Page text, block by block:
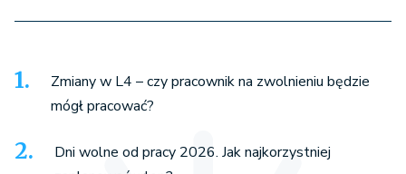
Zmiany w L4 – czy pracownik na zwolnieniu będzie
mógł pracować?
Dni wolne od pracy 2026. Jak najkorzystniej